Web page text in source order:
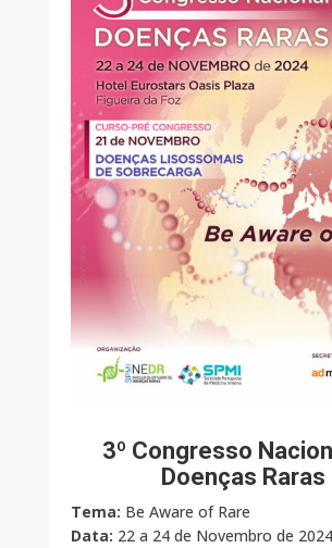
3º Congresso
Doenças Raras
Tema: Be Aware of Rare
Data: 22 a 24 de Novembro de 2024